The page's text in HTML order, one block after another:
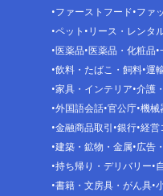
ファーストフード ファ
ペット リース・レンタ
医薬品 医薬品・化粧品
飲料・たばこ・飼料 運
家具・インテリア 介護
外国語会話 官公庁 機械
金融商品取引 銀行 経営
建築・鉱物・金属 広告
持ち帰り・デリバリー
書籍・文房具・がん具